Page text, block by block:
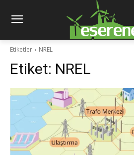
Etiketler NREL
Etiket: NREL